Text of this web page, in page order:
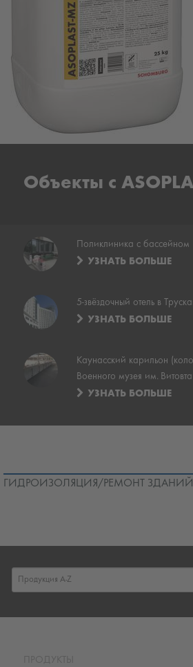
Объекты с
Поликлиника с бассейном
УЗНАТЬ БОЛЬШЕ
5-звёздочный отель в
УЗНАТЬ БОЛЬШЕ
Каунасский карильон
Военного музея им.
УЗНАТЬ БОЛЬШЕ
ГИДРОИЗОЛЯЦИЯ/РЕМОНТ ЗДАНИЙ